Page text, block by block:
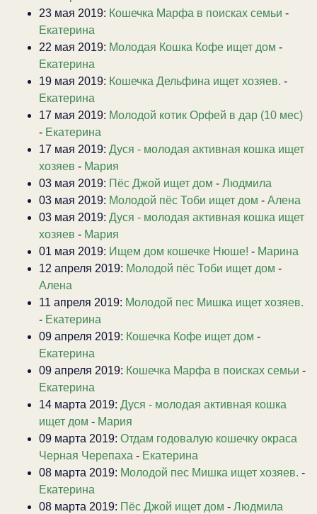
23 мая 2019: Кошечка Марфа в поисках семьи -
Екатерина
22 мая 2019: Молодая Кошка Кофе ищет дом -
Екатерина
19 мая 2019: Кошечка Дельфина ищет хозяев. -
Екатерина
17 мая 2019: Молодой котик Орфей в дар (10 мес)
- Екатерина
17 мая 2019: Дуся - молодая активная кошка ищет
хозяев - Мария
03 мая 2019: Пёс Джой ищет дом - Людмила
03 мая 2019: Молодой пёс Тоби ищет дом - Алена
03 мая 2019: Дуся - молодая активная кошка ищет
хозяев - Мария
01 мая 2019: Ищем дом кошечке Нюше! - Марина
12 апреля 2019: Молодой пёс Тоби ищет дом -
Алена
11 апреля 2019: Молодой пес Мишка ищет хозяев.
- Екатерина
09 апреля 2019: Кошечка Кофе ищет дом -
Екатерина
09 апреля 2019: Кошечка Марфа в поисках семьи -
Екатерина
14 марта 2019: Дуся - молодая активная кошка
ищет дом - Мария
09 марта 2019: Отдам годовалую кошечку окраса
Черная Черепаха - Екатерина
08 марта 2019: Молодой пес Мишка ищет хозяев. -
Екатерина
08 марта 2019: Пёс Джой ищет дом - Людмила